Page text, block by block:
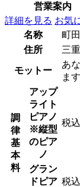
営業案内
詳細を見る お気
名称
町
住所
三
モットー
あ
ます
調
律
基
本
料
アップ
ライト
ピアノ
※縦型
のピア
ノ
税
グラン
ドピア 税